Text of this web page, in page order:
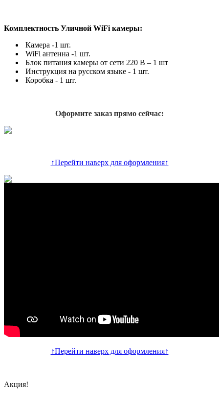
Комплектность Уличной WiFi камеры:
Камера -1 шт.
WiFi антенна -1 шт.
Блок питания камеры от сети 220 В – 1 шт
Инструкция на русском языке - 1 шт.
Коробка - 1 шт.
Оформите заказ прямо сейчас:
↑Перейти наверх для оформления↑
↑Перейти наверх для оформления↑
Акция!